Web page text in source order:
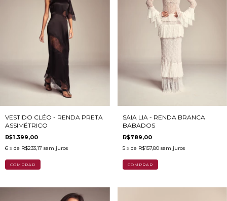
VESTIDO CLÉO - RENDA PRETA
ASSIMÉTRICO
R$1.399,00
6 x de R$233,17 sem juros
COMPRAR
SAIA LIA - RENDA BRANCA
BABADOS
R$789,00
5 x de R$157,80 sem juros
COMPRAR